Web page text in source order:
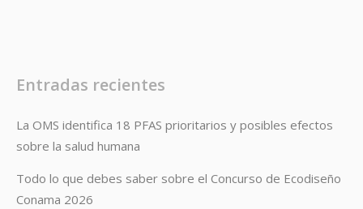
Entradas recientes
La OMS identifica 18 PFAS prioritarios y posibles efectos
sobre la salud humana
Todo lo que debes saber sobre el Concurso de Ecodiseño
Conama 2026